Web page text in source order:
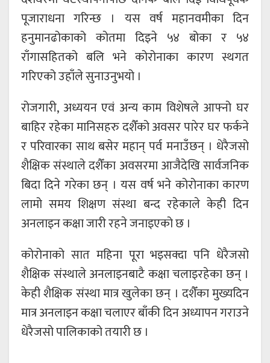
पूजाराधना गरिन्छ । यस वर्ष महानवमीका दिन
हनुमानढोकाको कोतमा दिइने ५४ बोका र ५४
राँगासहितको बलि भने कोरोनाका कारण स्थगत
गरिएको उहाँले सुनाउनुभयो ।
रोजगारी, अध्ययन एवं अन्य काम विशेषले आफ्नो घर
बाहिर रहेका मानिसहरु दशैँको अवसर पारेर घर फर्कने
र परिवारका साथ बसेर महान् पर्व मनाउँछन् । धेरैजसो
शैक्षिक संस्थाले दशैँका अवसरमा आजैदेखि सार्वजनिक
बिदा दिने गरेका छन् । यस वर्ष भने कोरोनाका कारण
लामो समय शिक्षण संस्था बन्द रहेकाले केही दिन
अनलाइन कक्षा जारी रहने जनाइएको छ ।
कोरोनाको सात महिना पूरा भइसक्दा पनि धेरैजसो
शैक्षिक संस्थाले अनलाइनबाटै कक्षा चलाइरहेका छन् ।
केही शैक्षिक संस्था मात्र खुलेका छन् । दशैँका मुख्यदिन
मात्र अनलाइन कक्षा चलाएर बाँकी दिन अध्यापन गराउने
धेरैजसो पालिकाको तयारी छ ।